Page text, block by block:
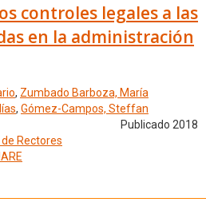
controles legales a las
en la administración
, Zumbado Barboza, María
, Gómez-Campos, Steffan
Publicado 2018
Rectores